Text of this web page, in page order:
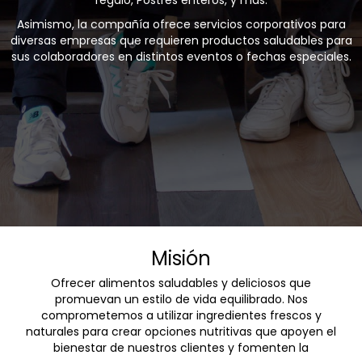
Asimismo, la compañía ofrece servicios corporativos para
diversas empresas que requieren productos saludables para
sus colaboradores en distintos eventos o fechas especiales.
Misión
Ofrecer alimentos saludables y deliciosos que
promuevan un estilo de vida equilibrado. Nos
comprometemos a utilizar ingredientes frescos y
naturales para crear opciones nutritivas que apoyen el
bienestar de nuestros clientes y fomenten la